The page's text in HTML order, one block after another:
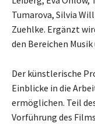
Tumarova, Silvia
Zuehlke. Ergänzt
den Bereichen
Der künstlerische
Einblicke in die
ermöglichen. Teil
Vorführung des Films